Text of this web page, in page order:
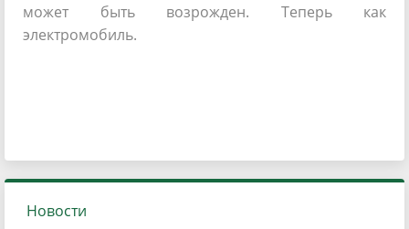
может быть возрожден. Теперь как
электромобиль.
Новости